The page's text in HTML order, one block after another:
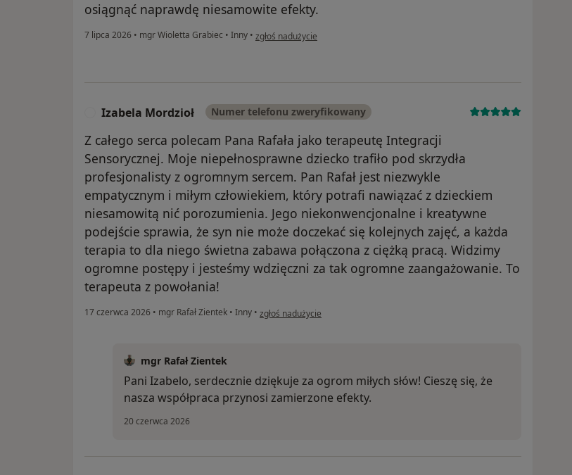
osiągnąć naprawdę niesamowite efekty.
7 lipca 2026 • mgr Wioletta Grabiec • Inny • w opinii użytkownika Kasia
zgłoś nadużycie
Izabela Mordzioł Numer telefonu zweryfikowany
​Z całego serca polecam Pana Rafała jako terapeutę Integracji
Sensorycznej. Moje niepełnosprawne dziecko trafiło pod skrzydła
profesjonalisty z ogromnym sercem. Pan Rafał jest niezwykle
empatycznym i miłym człowiekiem, który potrafi nawiązać z dzieckiem
niesamowitą nić porozumienia. Jego niekonwencjonalne i kreatywne
podejście sprawia, że syn nie może doczekać się kolejnych zajęć, a każda
terapia to dla niego świetna zabawa połączona z ciężką pracą. Widzimy
ogromne postępy i jesteśmy wdzięczni za tak ogromne zaangażowanie. To
terapeuta z powołania!
17 czerwca 2026 • mgr Rafał Zientek • Inny • w opinii użytkownika Izabela Mordzioł
zgłoś nadużycie
mgr Rafał Zientek
Pani Izabelo, serdecznie dziękuje za ogrom miłych słów! Cieszę się, że
nasza współpraca przynosi zamierzone efekty.
20 czerwca 2026